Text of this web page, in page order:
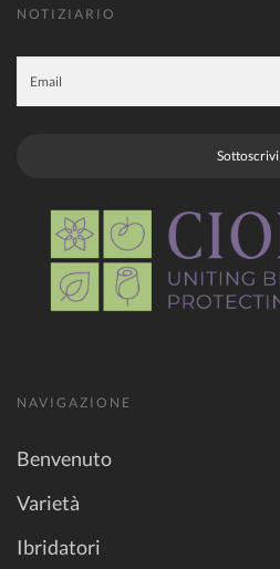
NOTIZIARIO
Sottoscrivi
NAVIGAZIONE
Benvenuto
Varietà
Ibridatori